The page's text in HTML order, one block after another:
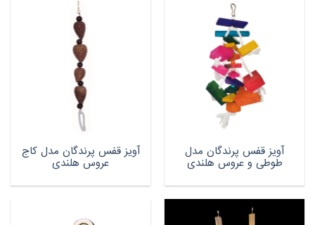
آویز قفس پرندگان مدل
طوطی و عروس هلندی
آویز قفس پرندگان مدل کاج
عروس هلندی